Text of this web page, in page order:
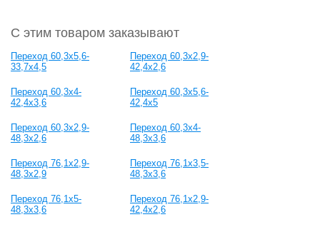
С этим товаром заказывают
Переход 60,3x5,6-
33,7x4,5
Переход 60,3x2,9-
42,4x2,6
Переход 60,3x4-
42,4x3,6
Переход 60,3x5,6-
42,4x5
Переход 60,3x2,9-
48,3x2,6
Переход 60,3x4-
48,3x3,6
Переход 76,1x2,9-
48,3x2,9
Переход 76,1x3,5-
48,3x3,6
Переход 76,1x5-
48,3x3,6
Переход 76,1x2,9-
42,4x2,6